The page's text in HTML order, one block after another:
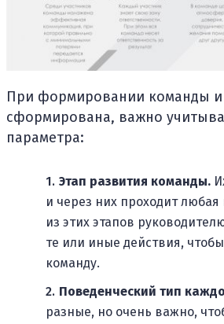
При формировании команды и
сформирована, важно
параметра:
Этап развития команды.
и через них проходит
из этих этапов
те или иные действия,
команду.
Поведенческий тип
разные, но очень важно,